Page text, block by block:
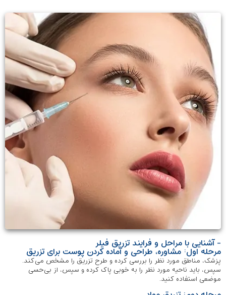
- آشنایی با مراحل و فرایند تزریق فیلر
مرحله اول: مشاوره، طراحی و آماده کردن پوست برای تزریق
پزشک، مناطق مورد نظر را بررسی کرده و طرح تزریق را مشخص می‌کند.
سپس، باید ناحیه مورد نظر را به خوبی پاک کرده و سپس، از بی‌حسی
موضعی استفاده کنید.